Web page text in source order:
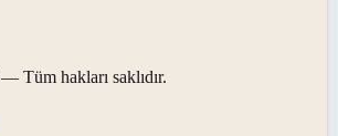
— Tüm hakları saklıdır.